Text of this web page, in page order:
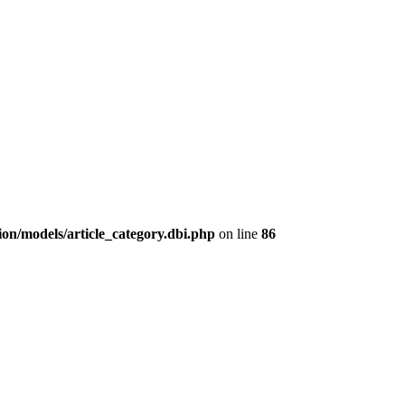
models/article_category.dbi.php on line 86